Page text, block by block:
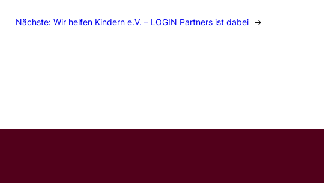
Nächste: Wir helfen Kindern e.V. – LOGIN Partners ist dabei →